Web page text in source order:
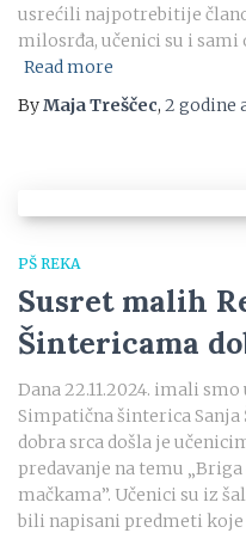
usrećili najpotrebitije
milosrđa, učenici su i
Read more
ByMaja Treščec, 2 godine
PŠ REKA
Susret malih
Šintericama
Dana 22.11.2024. imali
Simpatična šinterica Sanja
dobra srca došla je
predavanje na temu
mačkama”. Učenici su iz
bili napisani predmeti